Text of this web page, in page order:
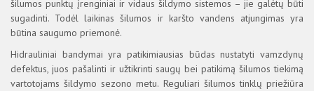
šilumos punktų įrenginiai ir vidaus šildymo sistemos – jie galėtų būti
sugadinti. Todėl laikinas šilumos ir karšto vandens atjungimas yra
būtina saugumo priemonė.
Hidrauliniai bandymai yra patikimiausias būdas nustatyti vamzdynų
defektus, juos pašalinti ir užtikrinti saugų bei patikimą šilumos tiekimą
vartotojams šildymo sezono metu. Reguliari šilumos tinklų priežiūra